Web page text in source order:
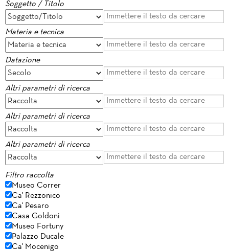
Soggetto / Titolo
Materia e tecnica
Datazione
Altri parametri di ricerca
Altri parametri di ricerca
Altri parametri di ricerca
Filtro raccolta
Museo Correr
Ca' Rezzonico
Ca' Pesaro
Casa Goldoni
Museo Fortuny
Palazzo Ducale
Ca' Mocenigo